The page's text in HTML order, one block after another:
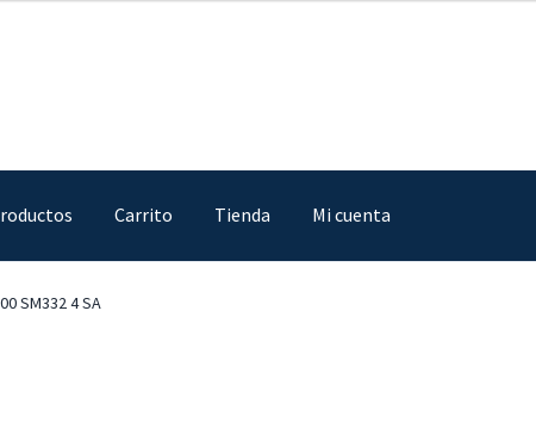
Carrito Tienda Mi cuenta
Finalizar compra
SM332 4 SA